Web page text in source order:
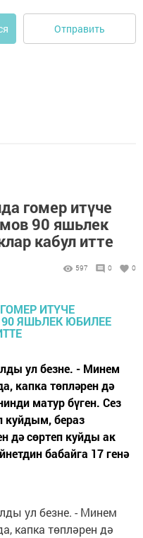
Отправить
гомер итүче
90 яшьлек
кабул итте
597 0 0
ул безне. - Минем
капка төпләрен дә
матур бүген. Сез
куйдым, бераз
дә сөртеп куйды ак
бабайга 17 генә
ул безне. - Минем
капка төпләрен дә